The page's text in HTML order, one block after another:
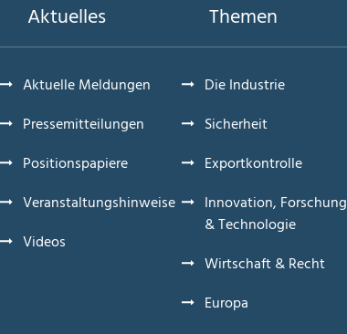
Aktuelles
Aktuelle Meldungen
Pressemitteilungen
Positionspapiere
Veranstaltungshinweise
Videos
Themen
Die Industrie
Sicherheit
Exportkontrolle
Innovation, Forschung
& Technologie
Wirtschaft & Recht
Europa